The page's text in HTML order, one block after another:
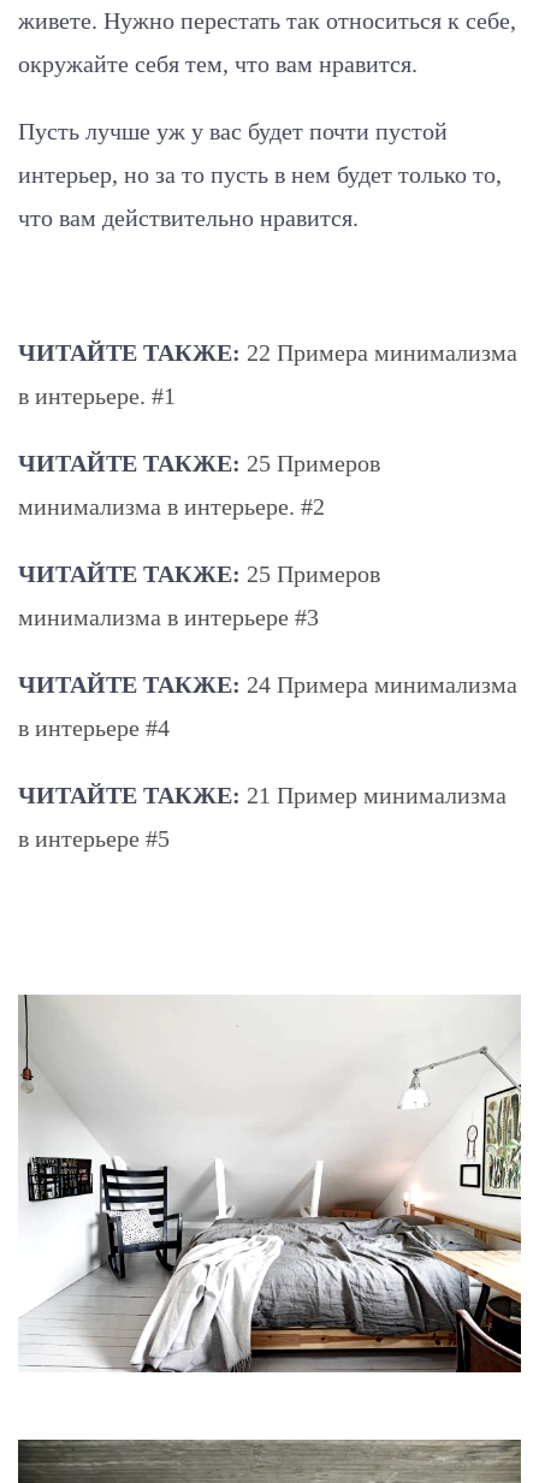
живете. Нужно перестать так относиться к себе,
окружайте себя тем, что вам нравится.
Пусть лучше уж у вас будет почти пустой
интерьер, но за то пусть в нем будет только то,
что вам действительно нравится.
ЧИТАЙТЕ ТАКЖЕ: 22 Примера минимализма
в интерьере. #1
ЧИТАЙТЕ ТАКЖЕ: 25 Примеров
минимализма в интерьере. #2
ЧИТАЙТЕ ТАКЖЕ: 25 Примеров
минимализма в интерьере #3
ЧИТАЙТЕ ТАКЖЕ: 24 Примера минимализма
в интерьере #4
ЧИТАЙТЕ ТАКЖЕ: 21 Пример минимализма
в интерьере #5